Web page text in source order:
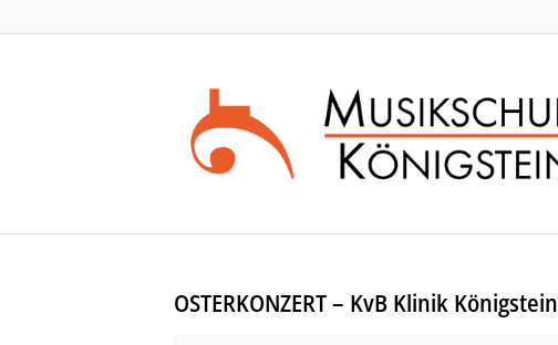
Inhalt
Navigation
OSTERKONZERT – KvB Klinik Königstein